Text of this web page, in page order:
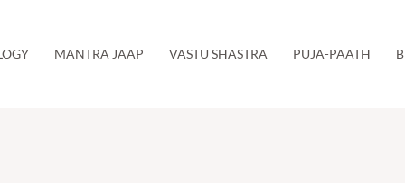
MANTRA JAAP VASTU SHASTRA PUJA-PAATH